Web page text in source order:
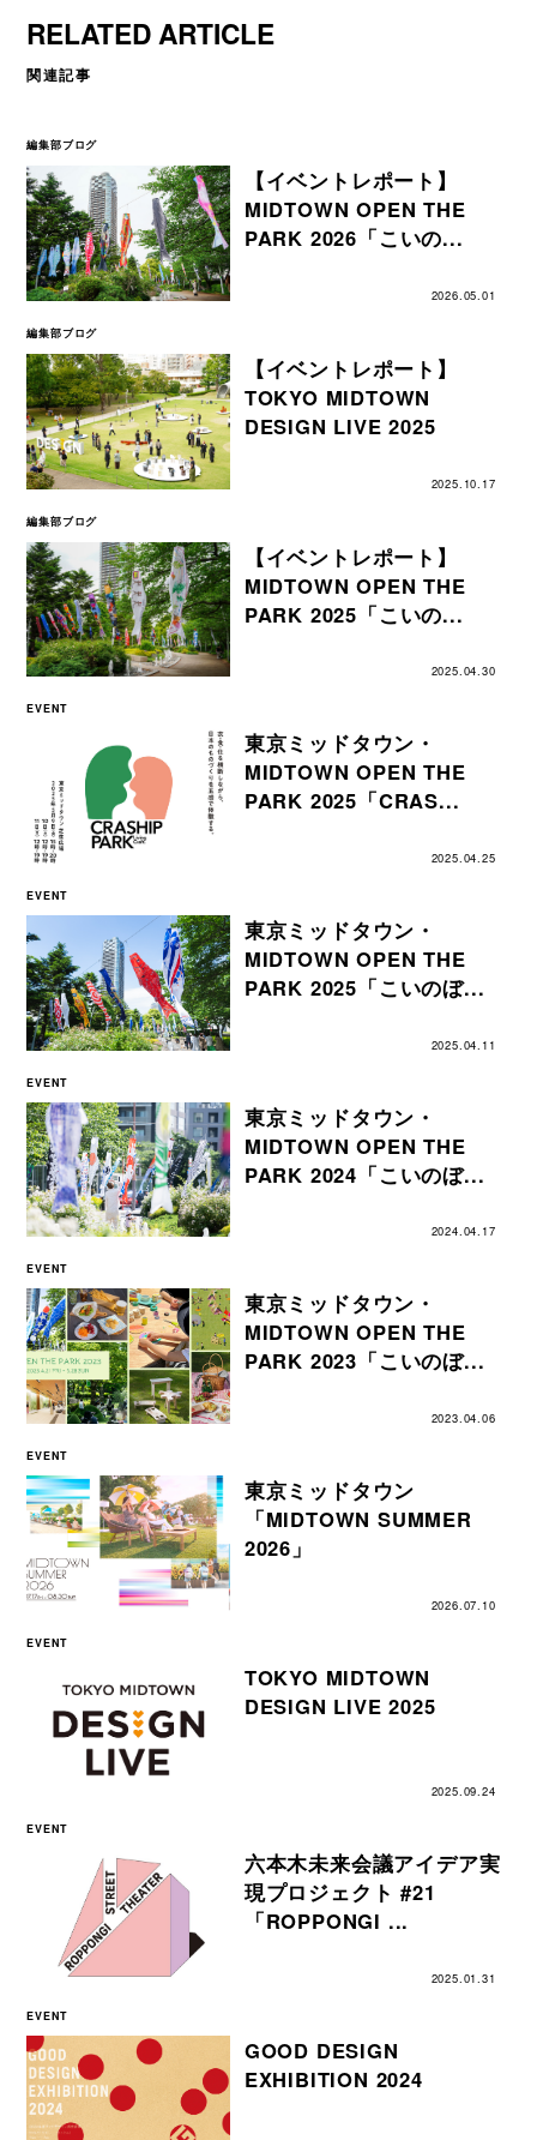
RELATED ARTICLE
関連記事
編集部ブログ
【イベントレポート】
MIDTOWN OPEN THE
PARK 2026「こいの...
2026.05.01
EVENT
東京ミッドタウン・
MIDTOWN OPEN THE
PARK 2025「CRAS...
2025.04.25
EVENT
東京ミッドタウン・
MIDTOWN OPEN THE
PARK 2025「こいのぼ...
2025.04.11
EVENT
東京ミッドタウン・
MIDTOWN OPEN THE
PARK 2024「こいのぼ...
2024.04.17
EVENT
東京ミッドタウン・
MIDTOWN OPEN THE
PARK 2023「こいのぼ...
2023.04.06
EVENT
東京ミッドタウン
「MIDTOWN SUMMER
2026」
2026.07.10
編集部ブログ
【イベントレポート】
TOKYO MIDTOWN
DESIGN LIVE 2025
2025.10.17
EVENT
TOKYO MIDTOWN
DESIGN LIVE 2025
2025.09.24
編集部ブログ
【イベントレポート】
MIDTOWN OPEN THE
PARK 2025「こいの...
2025.04.30
EVENT
六本木未来会議アイデア実
現プロジェクト #21
「ROPPONGI ...
2025.01.31
EVENT
GOOD DESIGN
EXHIBITION 2024